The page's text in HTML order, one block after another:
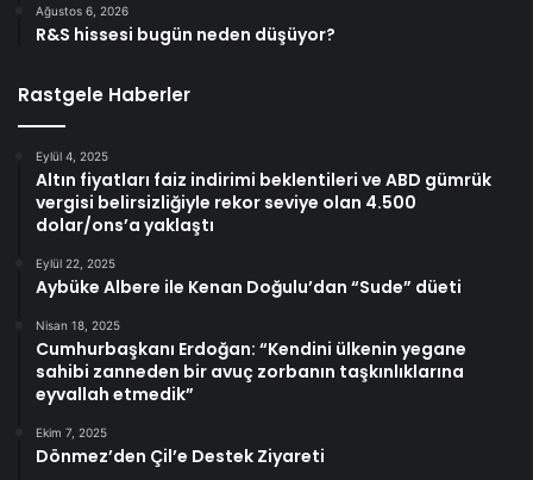
Ağustos 6, 2026
R&S hissesi bugün neden düşüyor?
Rastgele Haberler
Eylül 4, 2025
Altın fiyatları faiz indirimi beklentileri ve ABD gümrük
vergisi belirsizliğiyle rekor seviye olan 4.500
dolar/ons’a yaklaştı
Eylül 22, 2025
Aybüke Albere ile Kenan Doğulu’dan “Sude” düeti
Nisan 18, 2025
Cumhurbaşkanı Erdoğan: “Kendini ülkenin yegane
sahibi zanneden bir avuç zorbanın taşkınlıklarına
eyvallah etmedik”
Ekim 7, 2025
Dönmez’den Çil’e Destek Ziyareti